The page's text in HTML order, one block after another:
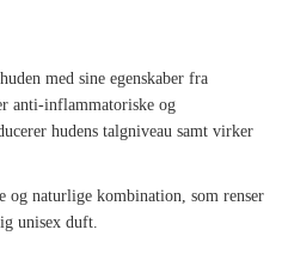
med sine egenskaber fra
anti-inflammatoriske og
hudens talgniveau samt virker
og naturlige kombination, som renser
unisex duft.